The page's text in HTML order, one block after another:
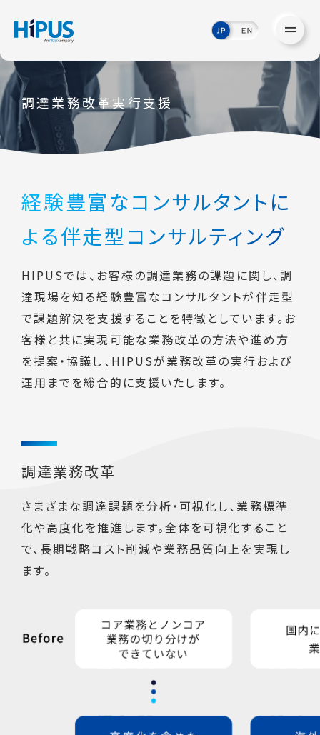
調達業務改革実行支援
経験豊富なコンサルタントに
よる伴走型コンサルティング
HIPUSでは、お客様の調達業務の課題に関し、調
達現場を知る経験豊富なコンサルタントが伴走型
で課題解決を支援することを特徴としています。お
客様と共に実現可能な業務改革の方法や進め方
を提案・協議し、HIPUSが業務改革の実行および
運用までを総合的に支援いたします。
調達業務改革
さまざまな調達課題を分析・可視化し、業務標準
化や高度化を推進します。全体を可視化すること
で、長期戦略コスト削減や業務品質向上を実現し
ます。